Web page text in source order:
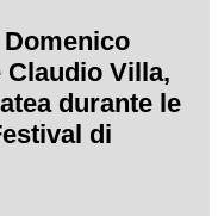
Claudio Villa,
durante le
di